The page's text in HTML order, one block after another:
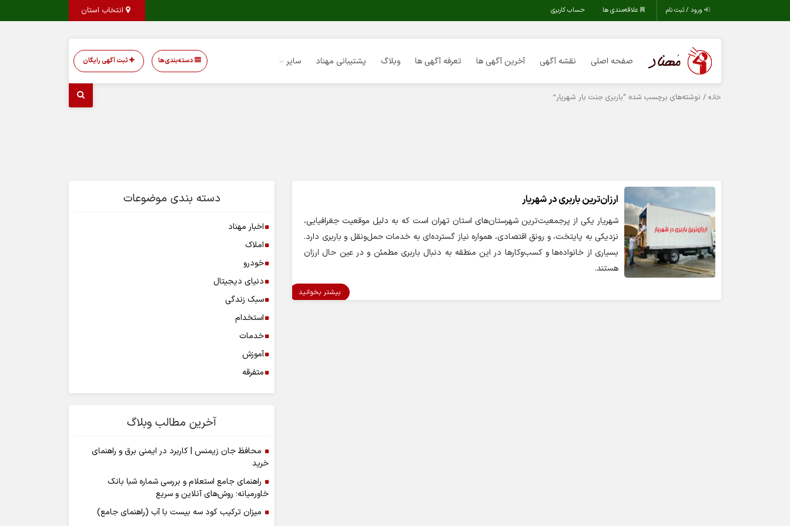
ورود / ثبت نام علاقه‌مندی ها حساب کاربری
صفحه اصلی نقشه آگهی آخرین آگهی ها تعرفه آگهی ها وبلاگ پشتیبانی مهناد سایر دسته‌بندی‌ها ثبت آگهی رایگان
خانه / نوشته‌های برچسب شده “باربری جنت بار شهریار”
ارزان‌ترین باربری در شهریار
شهریار یکی از پرجمعیت‌ترین شهرستان‌های استان تهران است که به دلیل موقعیت جغرافیایی،
نزدیکی به پایتخت، و رونق اقتصادی، همواره نیاز گسترده‌ای به خدمات حمل‌ونقل و باربری دارد.
بسیاری از خانواده‌ها و کسب‌وکارها در این منطقه به دنبال باربری مطمئن و در عین حال ارزان
هستند.
بیشتر بخوانید
دسته بندی موضوعات
اخبار مهناد
املاک
خودرو
دنیای دیجیتال
سبک زندگی
استخدام
خدمات
آموزش
متفرقه
آخرین مطالب وبلاگ
محافظ جان زیمنس | کاربرد در ایمنی برق و راهنمای
خرید
راهنمای جامع استعلام و بررسی شماره شبا بانک
خاورمیانه؛ روش‌های آنلاین و سریع
میزان ترکیب کود سه بیست با آب (راهنمای جامع)